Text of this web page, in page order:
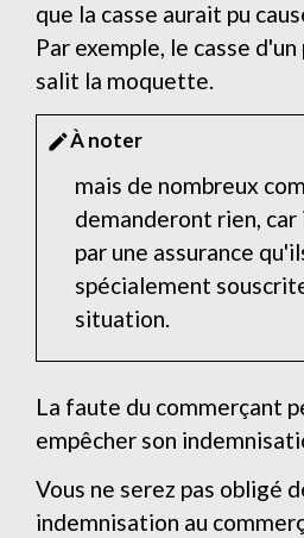
que la casse aurait pu
Par exemple, le casse
salit la moquette.
editÀ noter
mais de nombreux
demanderont rien,
par une assurance
spécialement
situation.
La faute du commerçant
empêcher son
Vous ne serez pas obligé
indemnisation au